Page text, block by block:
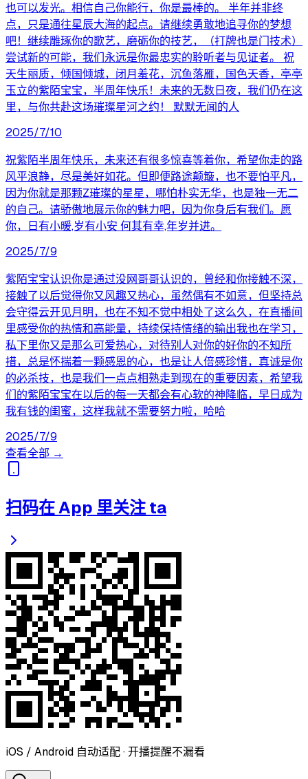
也可以发光。相信自己你能行，你是最棒的。 半年并非终
点，只是通往星辰大海的起点。请继续勇敢地追寻你的梦想
吧！继续雕琢你的歌艺，磨砺你的技艺，（打牌也是门技术）
尝试新的可能，我们永远是你最忠实的聆听者与见证者。 祝
天生丽质，倾国倾城，闭月羞花，沉鱼落雁，国色天香，亭亭
玉立的紫陌宝宝，半周年快乐！未来的无数日夜，我们仍在这
里，与你共赴这场璀璨星河之约！ 默默无闻的人
2025/7/10
祝紫陌半周年快乐，未来还有很多惊喜等着你，希望你走的路
风平浪静，尽是美好如花。但即便路途颠簸，也不要怕平凡，
因为你就是那颗Z璀璨的星星，哪怕朴实无华，也是独一无二
的自己。请骄傲地展示你的魅力吧，因为你身后有我们。愿
你，日有小暖,岁有小安 何其有幸,年岁并进。
2025/7/9
紫陌宝宝认识你是通过没网哥哥认识的，曾经和你接触不深，
接触了以后觉得你又风趣又热心，虽然偶有不如意，但坚持总
会守得云开见月明，也在不知不觉中相处了这么久，在直播间
里感受你的热情和高能量，持续保持情绪的输出我也在学习，
私下里你又是那么可爱热心，对待别人对你的好你的不知所
措，总是怀揣着一颗感恩的心，也是让人倍感珍惜，真诚是你
的必杀技，也是我们一点点相熟走到现在的重要因素，希望我
们的紫陌宝宝在以后的每一天都会有心软的神降临，早日成为
我有钱的闺蜜，这样我就不需要努力啦，哈哈
2025/7/9
查看全部 →
扫码在 App 里关注 ta
iOS / Android 自动适配 · 开播提醒不漏看